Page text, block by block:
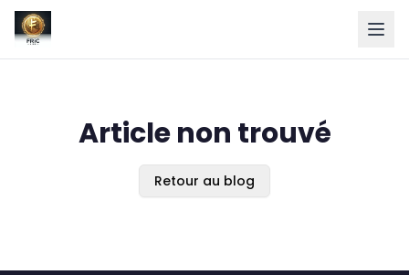
Article non trouvé
Retour au blog